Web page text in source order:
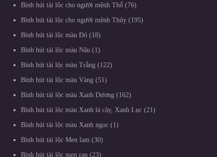
Bình hút tài lộc cho người mệnh Thổ 76
Bình hút tài lộc cho người mệnh Thủy 195
Bình hút tài lộc màu Đỏ 18
Bình hút tài lộc màu Nâu 1
Bình hút tài lộc màu Trắng 122
Bình hút tài lộc màu Vàng 51
Bình hút tài lộc màu Xanh Dương 162
Bình hút tài lộc màu Xanh lá cây, Xanh Lục 21
Bình hút tài lộc màu Xanh ngọc 1
Bình hút tài lộc Men lam 30
Bình hút tài lộc men rạn 23